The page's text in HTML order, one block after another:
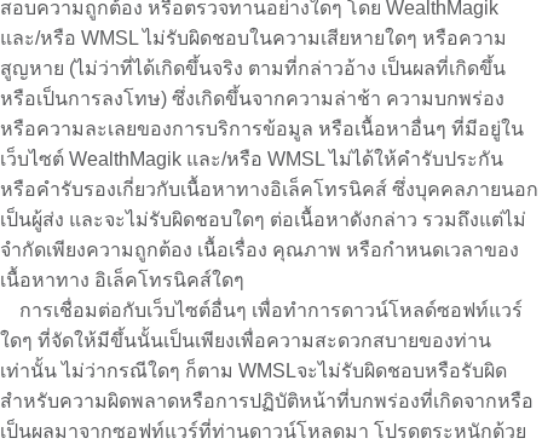
สอบความถูกต้อง หรือตรวจทานอย่างใดๆ โดย WealthMagik
และ/หรือ WMSL ไม่รับผิดชอบในความเสียหายใดๆ หรือความ
สูญหาย (ไม่ว่าที่ได้เกิดขึ้นจริง ตามที่กล่าวอ้าง เป็นผลที่เกิดขึ้น
หรือเป็นการลงโทษ) ซึ่งเกิดขึ้นจากความล่าช้า ความบกพร่อง
หรือความละเลยของการบริการข้อมูล หรือเนื้อหาอื่นๆ ที่มีอยู่ใน
เว็บไซต์ WealthMagik และ/หรือ WMSL ไม่ได้ให้คำรับประกัน
หรือคำรับรองเกี่ยวกับเนื้อหาทางอิเล็คโทรนิคส์ ซึ่งบุคคลภายนอก
เป็นผู้ส่ง และจะไม่รับผิดชอบใดๆ ต่อเนื้อหาดังกล่าว รวมถึงแต่ไม่
จำกัดเพียงความถูกต้อง เนื้อเรื่อง คุณภาพ หรือกำหนดเวลาของ
เนื้อหาทาง อิเล็คโทรนิคส์ใดๆ
การเชื่อมต่อกับเว็บไซต์อื่นๆ เพื่อทำการดาวน์โหลด์ซอฟท์แวร์
ใดๆ ที่จัดให้มีขึ้นนั้นเป็นเพียงเพื่อความสะดวกสบายของท่าน
เท่านั้น ไม่ว่ากรณีใดๆ ก็ตาม WMSLจะไม่รับผิดชอบหรือรับผิด
สำหรับความผิดพลาดหรือการปฏิบัติหน้าที่บกพร่องที่เกิดจากหรือ
เป็นผลมาจากซอฟท์แวร์ที่ท่านดาวน์โหลดมา โปรดตระหนักด้วย